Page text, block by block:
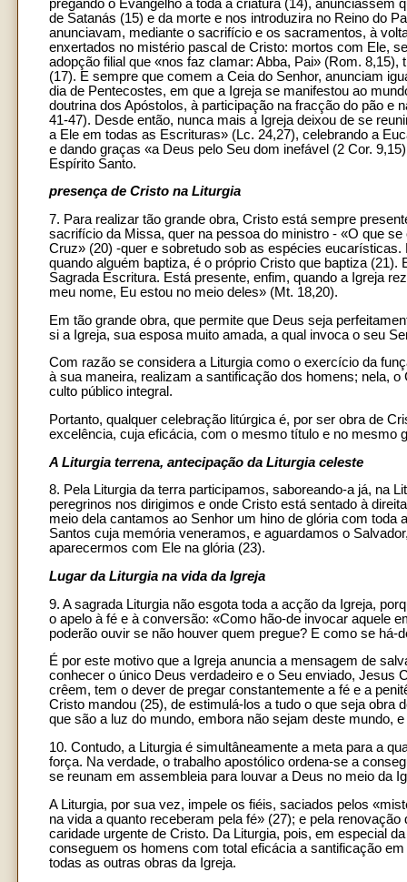
pregando o Evangelho a toda a criatura (14), anunciassem
de Satanás (15) e da morte e nos introduzira no Reino do
anunciavam, mediante o sacrifício e os sacramentos, à
enxertados no mistério pascal de Cristo: mortos com Ele,
adopção filial que «nos faz clamar: Abba, Pai» (Rom.
(17). E sempre que comem a Ceia do Senhor, anunciam
dia de Pentecostes, em que a Igreja se manifestou ao
doutrina dos Apóstolos, à participação na fracção do pão e
41-47). Desde então, nunca mais a Igreja deixou de se
a Ele em todas as Escrituras» (Lc. 24,27), celebrando a
e dando graças «a Deus pelo Seu dom inefável (2 Cor.
Espírito Santo.
presença de Cristo na Liturgia
7. Para realizar tão grande obra, Cristo está sempre
sacrifício da Missa, quer na pessoa do ministro - «O que
Cruz» (20) -quer e sobretudo sob as espécies
quando alguém baptiza, é o próprio Cristo que baptiza
Sagrada Escritura. Está presente, enfim, quando a Igreja
meu nome, Eu estou no meio deles» (Mt. 18,20).
Em tão grande obra, que permite que Deus seja
si a Igreja, sua esposa muito amada, a qual invoca o seu
Com razão se considera a Liturgia como o exercício da
à sua maneira, realizam a santificação dos homens; nela,
culto público integral.
Portanto, qualquer celebração litúrgica é, por ser obra de
excelência, cuja eficácia, com o mesmo título e no mesmo
A Liturgia terrena, antecipação da Liturgia celeste
8. Pela Liturgia da terra participamos, saboreando-a já, na
peregrinos nos dirigimos e onde Cristo está sentado à
meio dela cantamos ao Senhor um hino de glória com
Santos cuja memória veneramos, e aguardamos o
aparecermos com Ele na glória (23).
Lugar da Liturgia na vida da Igreja
9. A sagrada Liturgia não esgota toda a acção da Igreja,
o apelo à fé e à conversão: «Como hão-de invocar aquele
poderão ouvir se não houver quem pregue? E como se
É por este motivo que a Igreja anuncia a mensagem de
conhecer o único Deus verdadeiro e o Seu enviado, Jesus
crêem, tem o dever de pregar constantemente a fé e a
Cristo mandou (25), de estimulá-los a tudo o que seja obra
que são a luz do mundo, embora não sejam deste mundo,
10. Contudo, a Liturgia é simultâneamente a meta para a
força. Na verdade, o trabalho apostólico ordena-se a
se reunam em assembleia para louvar a Deus no meio da
A Liturgia, por sua vez, impele os fiéis, saciados pelos
na vida a quanto receberam pela fé» (27); e pela
caridade urgente de Cristo. Da Liturgia, pois, em especial
conseguem os homens com total eficácia a santificação
todas as outras obras da Igreja.